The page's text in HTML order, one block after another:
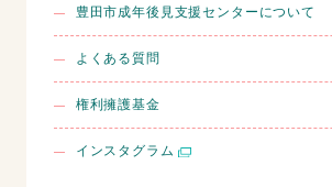
豊田市成年後見支援センターについて
よくある質問
権利擁護基金
インスタグラム